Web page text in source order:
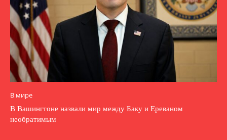
В мире
В Вашингтоне назвали мир между Баку и Ереваном
необратимым